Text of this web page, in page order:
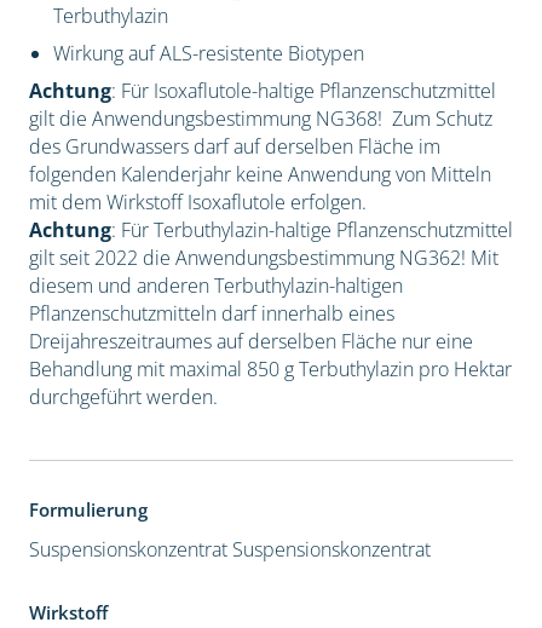
Terbuthylazin
Wirkung auf ALS-resistente Biotypen
Achtung: Für Isoxaflutole-haltige Pflanzenschutzmittel
gilt die Anwendungsbestimmung NG368! Zum Schutz
des Grundwassers darf auf derselben Fläche im
folgenden Kalenderjahr keine Anwendung von Mitteln
mit dem Wirkstoff Isoxaflutole erfolgen.
Achtung: Für Terbuthylazin-haltige Pflanzenschutzmittel
gilt seit 2022 die Anwendungsbestimmung NG362! Mit
diesem und anderen Terbuthylazin-haltigen
Pflanzenschutzmitteln darf innerhalb eines
Dreijahreszeitraumes auf derselben Fläche nur eine
Behandlung mit maximal 850 g Terbuthylazin pro Hektar
durchgeführt werden.
Formulierung
Suspensionskonzentrat Suspensionskonzentrat
Wirkstoff